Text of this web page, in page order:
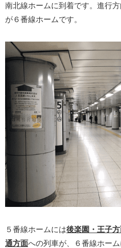
南北線ホームに到着です。進行
が６番線ホームです。
５番線ホームには後楽園・王子
通方面への列車が、６番線ホー